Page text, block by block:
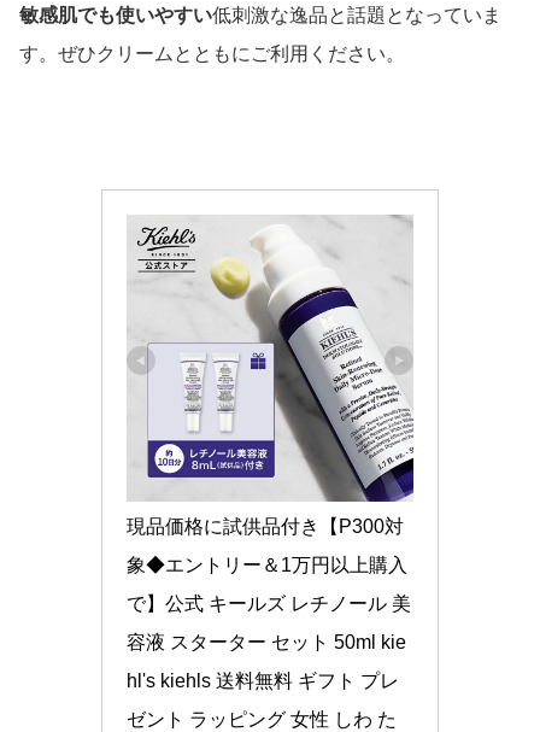
敏感肌でも使いやすい低刺激な逸品と話題となっていま
す。ぜひクリームとともにご利用ください。
現品価格に試供品付き【P300対
象◆エントリー＆1万円以上購入
で】公式 キールズ レチノール 美
容液 スターター セット 50ml kie
hl's kiehls 送料無料 ギフト プレ
ゼント ラッピング 女性 しわ た